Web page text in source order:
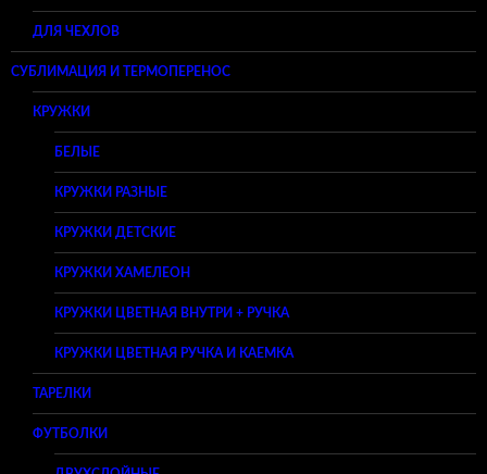
ДЛЯ ЧЕХЛОВ
СУБЛИМАЦИЯ И ТЕРМОПЕРЕНОС
КРУЖКИ
БЕЛЫЕ
КРУЖКИ РАЗНЫЕ
КРУЖКИ ДЕТСКИЕ
КРУЖКИ ХАМЕЛЕОН
КРУЖКИ ЦВЕТНАЯ ВНУТРИ + РУЧКА
КРУЖКИ ЦВЕТНАЯ РУЧКА И КАЕМКА
ТАРЕЛКИ
ФУТБОЛКИ